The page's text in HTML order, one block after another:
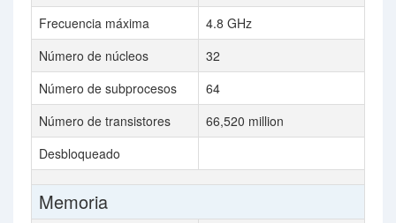
Frecuencia máxima
4.8 GHz
Número de núcleos
32
Número de subprocesos
64
Número de transistores
66,520 million
Desbloqueado
Memoria